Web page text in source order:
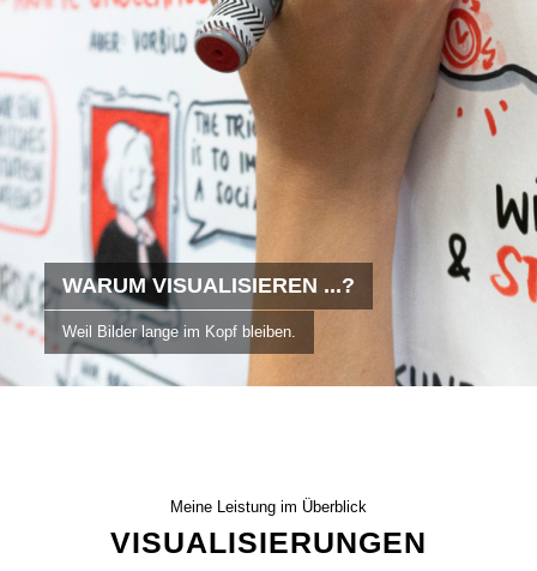
WARUM VISUALISIEREN ...?
Weil Bilder lange im Kopf bleiben.
Meine Leistung im Überblick
VISUALISIERUNGEN